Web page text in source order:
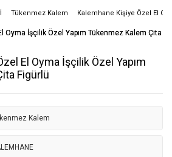
Tükenmez Kalem Kalemhane Kişiye Özel El
El Oyma İşçilik Özel Yapım
Figürlü
Kalem